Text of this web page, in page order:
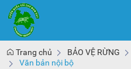
Trang chủ BẢO VỆ RỪNG
Văn bản nội bộ